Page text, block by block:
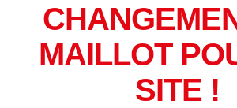
MAILLOT
SITE !